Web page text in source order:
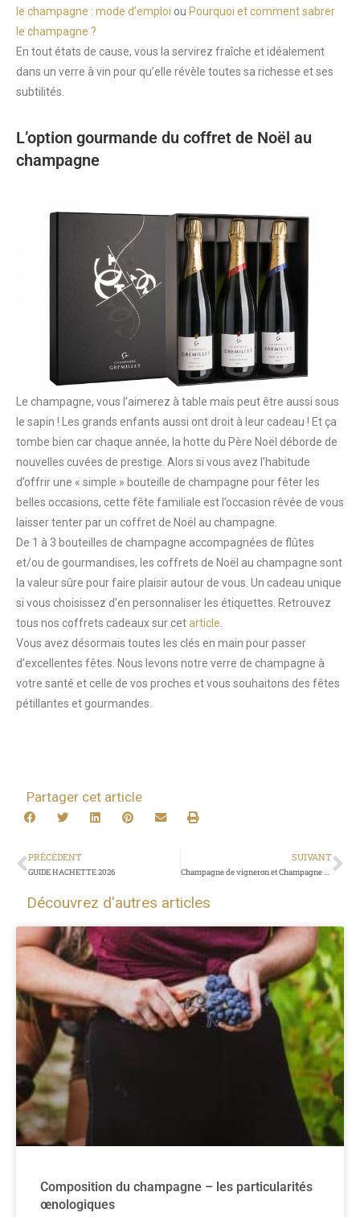
le champagne : mode d’emploi ou Pourquoi et comment sabrer
le champagne ?
En tout états de cause, vous la servirez fraîche et idéalement
dans un verre à vin pour qu’elle révèle toutes sa richesse et ses
subtilités.
L’option gourmande du coffret de Noël au
champagne
Le champagne, vous l’aimerez à table mais peut être aussi sous
le sapin ! Les grands enfants aussi ont droit à leur cadeau ! Et ça
tombe bien car chaque année, la hotte du Père Noël déborde de
nouvelles cuvées de prestige. Alors si vous avez l’habitude
d’offrir une « simple » bouteille de champagne pour fêter les
belles occasions, cette fête familiale est l’occasion rêvée de vous
laisser tenter par un coffret de Noël au champagne.
De 1 à 3 bouteilles de champagne accompagnées de flûtes
et/ou de gourmandises, les coffrets de Noël au champagne sont
la valeur sûre pour faire plaisir autour de vous. Un cadeau unique
si vous choisissez d’en personnaliser les étiquettes. Retrouvez
tous nos coffrets cadeaux sur cetarticle.
Vous avez désormais toutes les clés en main pour passer
d’excellentes fêtes. Nous levons notre verre de champagne à
votre santé et celle de vos proches et vous souhaitons des fêtes
pétillantes et gourmandes.
Partager cet article
PRÉCÉDENT
GUIDE HACHETTE 2026
SUIVANT
Champagne de vigneron et Champagne de négociant : quelle différence ?
Découvrez d'autres articles
Composition du champagne – les particularités
œnologiques